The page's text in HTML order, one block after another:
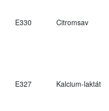
E330 Citromsav
E327 Kalcium-laktát